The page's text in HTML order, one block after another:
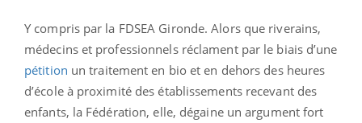
Y compris par la FDSEA Gironde. Alors que riverains,
médecins et professionnels réclament par le biais d’une
pétition un traitement en bio et en dehors des heures
d’école à proximité des établissements recevant des
enfants, la Fédération, elle, dégaine un argument fort